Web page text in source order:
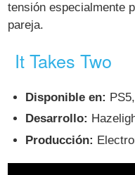
tensión especialmente
pareja.
It Takes Two
Disponible en:
Desarrollo:
Producción: